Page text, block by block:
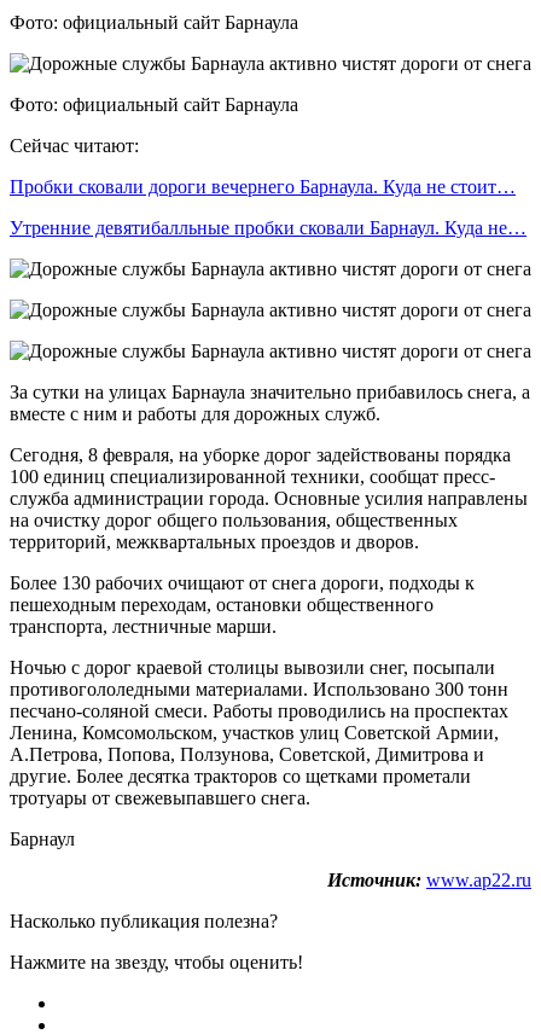
Фото: официальный сайт Барнаула
Фото: официальный сайт Барнаула
Сейчас читают:
Пробки сковали дороги вечернего Барнаула. Куда не стоит…
Утренние девятибалльные пробки сковали Барнаул. Куда не…
За сутки на улицах Барнаула значительно прибавилось снега, а
вместе с ним и работы для дорожных служб.
Сегодня, 8 февраля, на уборке дорог задействованы порядка
100 единиц специализированной техники, сообщат пресс-
служба администрации города. Основные усилия направлены
на очистку дорог общего пользования, общественных
территорий, межквартальных проездов и дворов.
Более 130 рабочих очищают от снега дороги, подходы к
пешеходным переходам, остановки общественного
транспорта, лестничные марши.
Ночью с дорог краевой столицы вывозили снег, посыпали
противогололедными материалами. Использовано 300 тонн
песчано-соляной смеси. Работы проводились на проспектах
Ленина, Комсомольском, участков улиц Советской Армии,
А.Петрова, Попова, Ползунова, Советской, Димитрова и
другие. Более десятка тракторов со щетками прометали
тротуары от свежевыпавшего снега.
Барнаул
Источник: www.ap22.ru
Насколько публикация полезна?
Нажмите на звезду, чтобы оценить!